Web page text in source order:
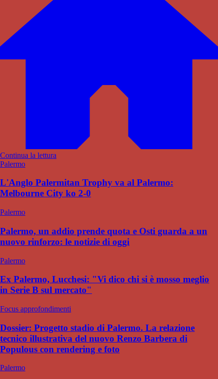
Continua la lettura
Palermo
L'Anglo Palermitan Trophy va al Palermo:
Melbourne City ko 2-0
Palermo
Palermo, un addio prende quota e Osti guarda a un
nuovo rinforzo: le notizie di oggi
Palermo
Ex Palermo, Lucchesi: "Vi dico chi si è mosso meglio
in Serie B sul mercato"
Focus approfondimenti
Dossier: Progetto stadio di Palermo. La relazione
tecnico illustrativa del nuovo Renzo Barbera di
Populous con rendering e foto
Palermo